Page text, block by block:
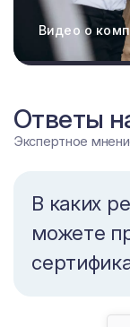
Видео о
Ответы
Экспертное
В каких
можете